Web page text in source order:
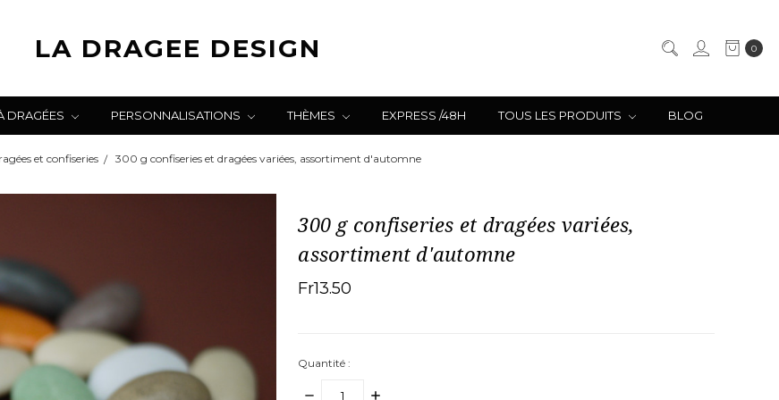
0
LA DRAGEE DESIGN
DRAGÉES PERSONNALISATIONS THÈMES EXPRESS /48H TOUS LES PRODUITS BLOG
et confiseries 300 g confiseries et dragées variées, assortiment d'automne
300 g confiseries et dragées variées,
assortiment d'automne
Fr13.50
Quantité :
DIMINUER
AUGMENTER